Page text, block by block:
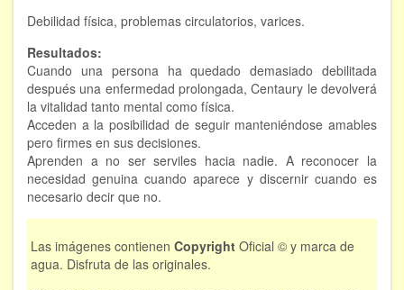
Debilidad física, problemas circulatorios, varices.
Resultados:
Cuando una persona ha quedado demasiado debilitada
después una enfermedad prolongada, Centaury le devolverá
la vitalidad tanto mental como física.
Acceden a la posibilidad de seguir manteniéndose amables
pero firmes en sus decisiones.
Aprenden a no ser serviles hacia nadie. A reconocer la
necesidad genuina cuando aparece y discernir cuando es
necesario decir que no.
Las imágenes contienen Copyright Oficial © y marca de
agua. Disfruta de las originales.